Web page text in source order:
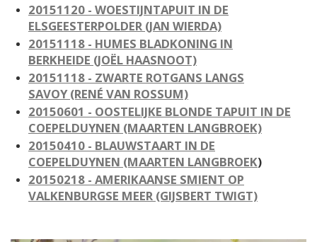
20151120 - WOESTIJNTAPUIT IN DE
ELSGEESTERPOLDER (JAN WIERDA)
20151118 - HUMES BLADKONING IN
BERKHEIDE (JOËL HAASNOOT)
20151118 - ZWARTE ROTGANS LANGS
SAVOY (RENÉ VAN ROSSUM)
20150601 - OOSTELIJKE BLONDE TAPUIT IN DE
COEPELDUYNEN (MAARTEN LANGBROEK)
20150410 - BLAUWSTAART IN DE
COEPELDUYNEN (MAARTEN LANGBROEK)
20150218 - AMERIKAANSE SMIENT OP
VALKENBURGSE MEER (GIJSBERT TWIGT)